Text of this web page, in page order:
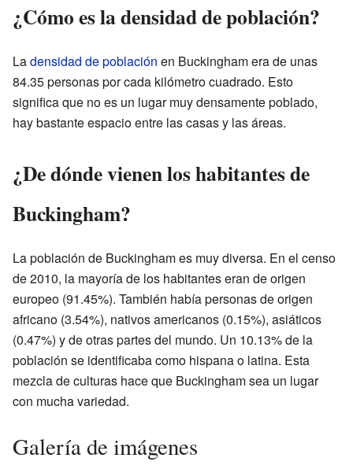
¿Cómo es la densidad de población?
Ladensidad de población en Buckingham era de unas
84.35 personas por cada kilómetro cuadrado. Esto
significa que no es un lugar muy densamente poblado,
hay bastante espacio entre las casas y las áreas.
¿De dónde vienen los habitantes de
Buckingham?
La población de Buckingham es muy diversa. En el censo
de 2010, la mayoría de los habitantes eran de origen
europeo (91.45%). También había personas de origen
africano (3.54%), nativos americanos (0.15%), asiáticos
(0.47%) y de otras partes del mundo. Un 10.13% de la
población se identificaba como hispana o latina. Esta
mezcla de culturas hace que Buckingham sea un lugar
con mucha variedad.
Galería de imágenes